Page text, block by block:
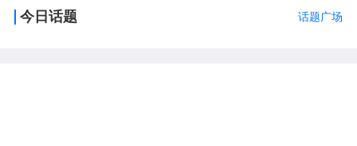
今日话题 话题广场